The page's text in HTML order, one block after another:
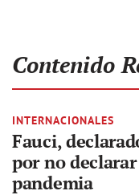
Contenido
INTERNACIONALES
Fauci,
por no
pandemia